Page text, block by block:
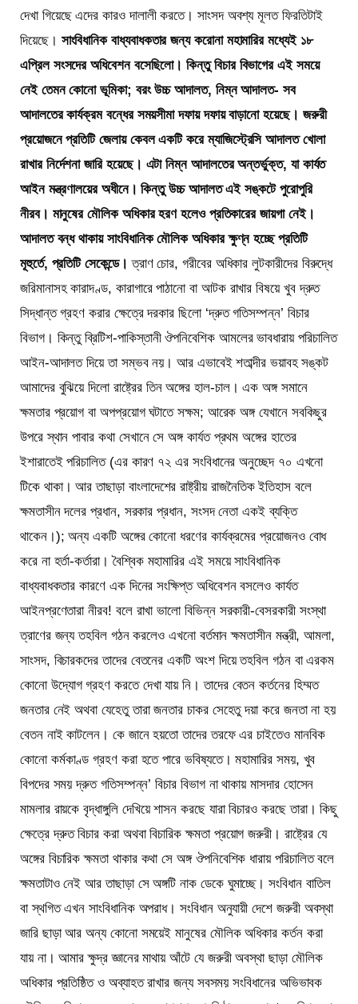
দেখা গিয়েছে এদের কারও দালালী করতে। সাংসদ অবশ্য মূলত ফিরতিটাই
দিয়েছে। সাংবিধানিক বাধ্যবাধকতার জন্য করোনা মহামারির মধ্যেই ১৮
এপ্রিল সংসদের অধিবেশন বসেছিলো। কিন্তু বিচার বিভাগের এই সময়ে
নেই তেমন কোনো ভূমিকা; বরং উচ্চ আদালত, নিম্ন আদালত- সব
আদালতের কার্যক্রম বন্ধের সময়সীমা দফায় দফায় বাড়ানো হয়েছে। জরুরী
প্রয়োজনে প্রতিটি জেলায় কেবল একটি করে ম্যাজিস্ট্রেসি আদালত খোলা
রাখার নির্দেশনা জারি হয়েছে। এটা নিম্ন আদালতের অন্তর্ভুক্ত, যা কার্যত
আইন মন্ত্রণালয়ের অধীনে। কিন্তু উচ্চ আদালত এই সঙ্কটে পুরোপুরি
নীরব। মানুষের মৌলিক অধিকার হরণ হলেও প্রতিকারের জায়গা নেই।
আদালত বন্ধ থাকায় সাংবিধানিক মৌলিক অধিকার ক্ষুণ্ন হচ্ছে প্রতিটি
মূহুর্তে, প্রতিটি সেকেন্ডে।ত্রাণ চোর, গরীবের অধিকার লুটকারীদের বিরুদ্ধে
জরিমানাসহ কারাদণ্ড, কারাগারে পাঠানো বা আটক রাখার বিষয়ে খুব দ্রুত
সিদ্ধান্ত গ্রহণ করার ক্ষেত্রে দরকার ছিলো ‘দ্রুত গতিসম্পন্ন’ বিচার
বিভাগ। কিন্তু ব্রিটিশ-পাকিস্তানী ঔপনিবেশিক আমলের ভাবধারায় পরিচালিত
আইন-আদালত দিয়ে তা সম্ভব নয়। আর এভাবেই শতাব্দীর ভয়াবহ সঙ্কট
আমাদের বুঝিয়ে দিলো রাষ্ট্রের তিন অঙ্গের হাল-চাল। এক অঙ্গ সমানে
ক্ষমতার প্রয়োগ বা অপপ্রয়োগ ঘটাতে সক্ষম; আরেক অঙ্গ যেখানে সবকিছুর
উপরে স্থান পাবার কথা সেখানে সে অঙ্গ কার্যত প্রথম অঙ্গের হাতের
ইশারাতেই পরিচালিত (এর কারণ ৭২ এর সংবিধানের অনুচ্ছেদ ৭০ এখনো
টিকে থাকা। আর তাছাড়া বাংলাদেশের রাষ্ট্রীয় রাজনৈতিক ইতিহাস বলে
ক্ষমতাসীন দলের প্রধান, সরকার প্রধান, সংসদ নেতা একই ব্যক্তি
থাকেন।); অন্য একটি অঙ্গের কোনো ধরণের কার্যক্রমের প্রয়োজনও বোধ
করে না হর্তা-কর্তারা। বৈশ্বিক মহামারির এই সময়ে সাংবিধানিক
বাধ্যবাধকতার কারণে এক দিনের সংক্ষিপ্ত অধিবেশন বসলেও কার্যত
আইনপ্রণেতারা নীরব! বলে রাখা ভালো বিভিন্ন সরকারী-বেসরকারী সংস্থা
ত্রাণের জন্য তহবিল গঠন করলেও এখনো বর্তমান ক্ষমতাসীন মন্ত্রী, আমলা,
সাংসদ, বিচারকদের তাদের বেতনের একটি অংশ দিয়ে তহবিল গঠন বা এরকম
কোনো উদ্যোগ গ্রহণ করতে দেখা যায় নি। তাদের বেতন কর্তনের হিম্মত
জনতার নেই অথবা যেহেতু তারা জনতার চাকর সেহেতু দয়া করে জনতা না হয়
বেতন নাই কাটলেন। কে জানে হয়তো তাদের তরফে এর চাইতেও মানবিক
কোনো কর্মকাণ্ড গ্রহণ করা হতে পারে ভবিষ্যতে। মহামারির সময়, খুব
বিপদের সময় দ্রুত গতিসম্পন্ন’ বিচার বিভাগ না থাকায় মাসদার হোসেন
মামলার রায়কে বৃদ্ধাঙ্গুলি দেখিয়ে শাসন করছে যারা বিচারও করছে তারা। কিছু
ক্ষেত্রে দ্রুত বিচার করা অথবা বিচারিক ক্ষমতা প্রয়োগ জরুরী। রাষ্ট্রের যে
অঙ্গের বিচারিক ক্ষমতা থাকার কথা সে অঙ্গ ঔপনিবেশিক ধারায় পরিচালিত বলে
ক্ষমতাটাও নেই আর তাছাড়া সে অঙ্গটি নাক ডেকে ঘুমাচ্ছে। সংবিধান বাতিল
বা স্থগিত এখন সাংবিধানিক অপরাধ। সংবিধান অনুযায়ী দেশে জরুরী অবস্থা
জারি ছাড়া আর অন্য কোনো সময়েই মানুষের মৌলিক অধিকার কর্তন করা
যায় না। আমার ক্ষুদ্র জ্ঞানের মাথায় আঁটে যে জরুরী অবস্থা ছাড়া মৌলিক
অধিকার প্রতিষ্ঠিত ও অব্যাহত রাখার জন্য সবসময় সংবিধানের অভিভাবক